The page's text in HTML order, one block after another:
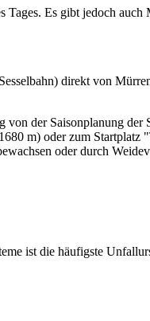
Es gibt jedoch
direkt von
von der Saisonplanung
m) oder zum
oder durch
ist die häufigste